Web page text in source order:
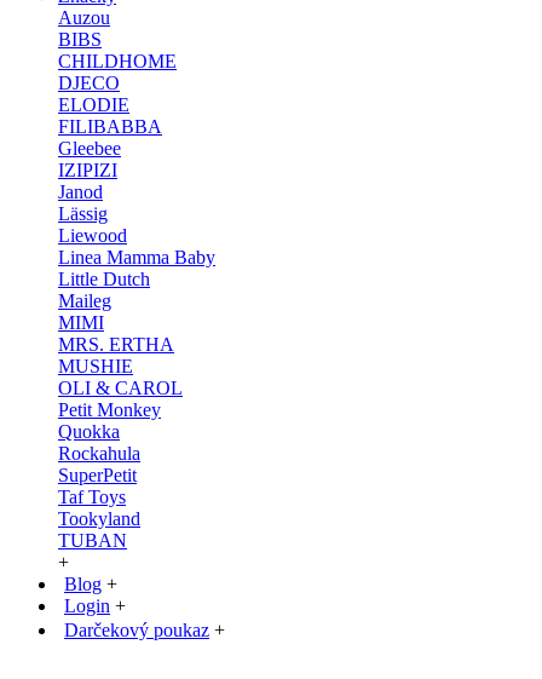
Auzou
BIBS
CHILDHOME
DJECO
ELODIE
FILIBABBA
Gleebee
IZIPIZI
Janod
Lässig
Liewood
Linea Mamma Baby
Little Dutch
Maileg
MIMI
MRS. ERTHA
MUSHIE
OLI & CAROL
Petit Monkey
Quokka
Rockahula
SuperPetit
Taf Toys
Tookyland
TUBAN
+
Blog +
Login +
Darčekový poukaz +